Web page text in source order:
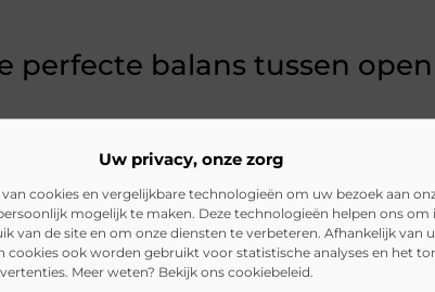
Uw privacy, onze zorg
cookies en vergelijkbare technologieën om uw bezoek aan
mogelijk te maken. Deze technologieën helpen ons om
van de site en om onze diensten te verbeteren. Afhankelijk van
cookies ook worden gebruikt voor statistische analyses en het
Meer weten? Bekijk ons cookiebeleid.
perfecte balans tussen
industriële touch, zijn stalen binnendeuren
je toch verschillende ruimtes van elkaar kunt